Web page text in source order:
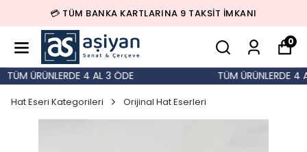
💳 TÜM BANKA KARTLARINA 9 TAKSİT İMKANI
0
TÜM ÜRÜNLERDE 4 AL 3 ÖDE TÜM ÜRÜNLERDE 4
Hat Eseri Kategorileri Orijinal Hat Eserleri